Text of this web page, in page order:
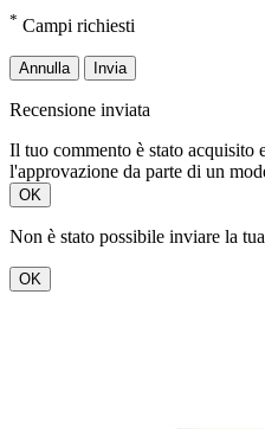
* Campi richiesti
Annulla Invia
Recensione inviata
Il tuo commento è stato acquisito
l'approvazione da parte di un
OK
Non è stato possibile inviare la
OK